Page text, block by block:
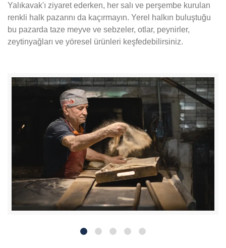
Yalıkavak'ı ziyaret ederken, her salı ve perşembe kurulan
renkli halk pazarını da kaçırmayın. Yerel halkın buluştuğu
bu pazarda taze meyve ve sebzeler, otlar, peynirler,
zeytinyağları ve yöresel ürünleri keşfedebilirsiniz.